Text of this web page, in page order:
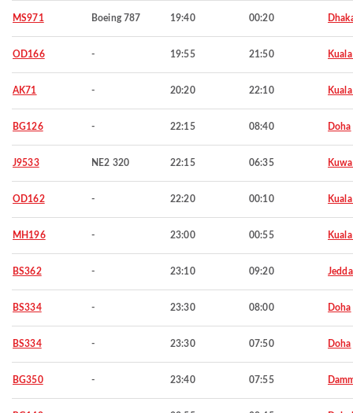
MS971 Boeing 787 19:40 00:20
OD166 - 19:55 21:50
AK71 - 20:20 22:10
BG126 - 22:15 08:40 Doha
J9533 NE2 320 22:15 06:35
OD162 - 22:20 00:10
MH196 - 23:00 00:55
BS362 - 23:10 09:20
BS334 - 23:30 08:00 Doha
BS334 - 23:30 07:50 Doha
BG350 - 23:40 07:55